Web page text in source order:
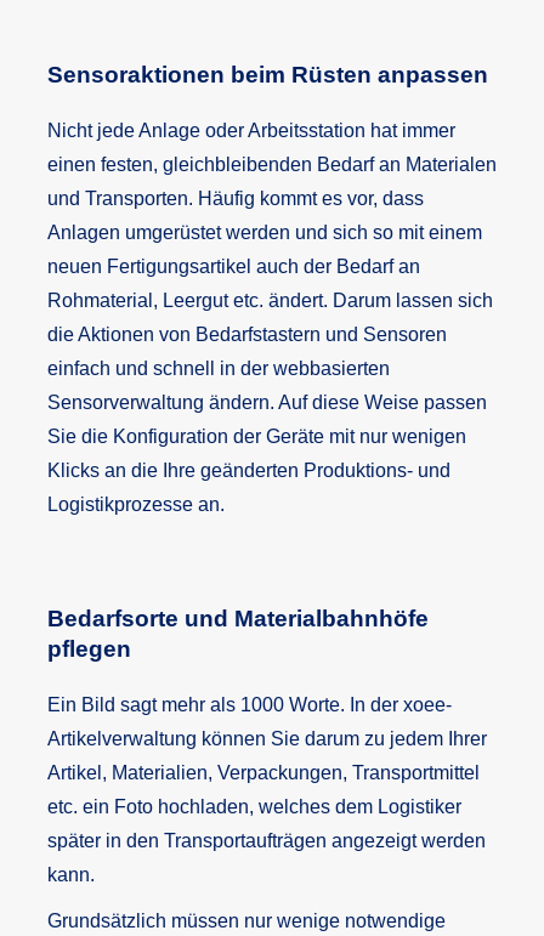
Sensoraktionen beim Rüsten anpassen
Nicht jede Anlage oder Arbeitsstation hat immer
einen festen, gleichbleibenden Bedarf an Materialen
und Transporten. Häufig kommt es vor, dass
Anlagen umgerüstet werden und sich so mit einem
neuen Fertigungsartikel auch der Bedarf an
Rohmaterial, Leergut etc. ändert. Darum lassen sich
die Aktionen von Bedarfstastern und Sensoren
einfach und schnell in der webbasierten
Sensorverwaltung ändern. Auf diese Weise passen
Sie die Konfiguration der Geräte mit nur wenigen
Klicks an die Ihre geänderten Produktions- und
Logistikprozesse an.
Bedarfsorte und Materialbahnhöfe
pflegen
Ein Bild sagt mehr als 1000 Worte. In der xoee-
Artikelverwaltung können Sie darum zu jedem Ihrer
Artikel, Materialien, Verpackungen, Transportmittel
etc. ein Foto hochladen, welches dem Logistiker
später in den Transportaufträgen angezeigt werden
kann.
Grundsätzlich müssen nur wenige notwendige